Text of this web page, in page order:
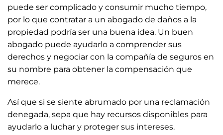
puede ser complicado y consumir mucho tiempo,
por lo que contratar a un abogado de daños a la
propiedad podría ser una buena idea. Un buen
abogado puede ayudarlo a comprender sus
derechos y negociar con la compañía de seguros en
su nombre para obtener la compensación que
merece.
Así que si se siente abrumado por una reclamación
denegada, sepa que hay recursos disponibles para
ayudarlo a luchar y proteger sus intereses.